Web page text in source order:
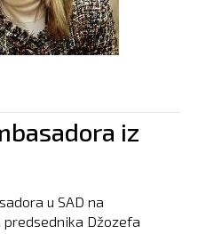
iz
u SAD na
Džozefa